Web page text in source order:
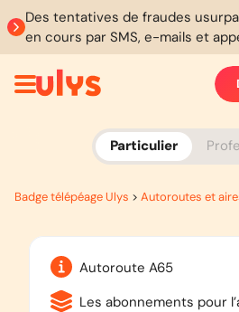
Des tentatives de fraudes
en cours par SMS, e-mails et
Particulier
Badge télépéage Ulys > Autoroutes et
Autoroute A65
Les abonnements pour